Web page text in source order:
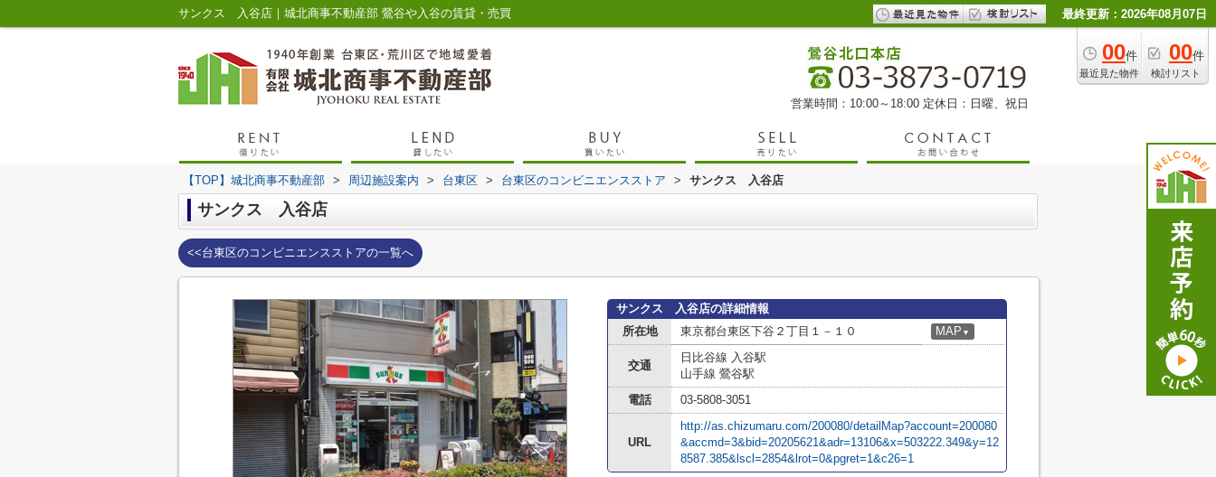
サンクス 入谷店｜城北商事不動産部 鶯谷や入谷の賃貸・売買 最終更新：2026年08月07日
00件
最近見た物件
00件
検討リスト
営業時間：10:00～18:00 定休日：日曜、祝日
【TOP】城北商事不動産部 > 周辺施設案内 > 台東区 > 台東区のコンビニエンスストア > サンクス 入谷店
サンクス 入谷店
<<台東区のコンビニエンスストアの一覧へ
サンクス 入谷店の詳細情報
所在地
東京都台東区下谷２丁目１－１０ MAP ▼
交通
日比谷線 入谷駅
山手線 鶯谷駅
電話
03-5808-3051
URL
http://as.chizumaru.com/200080/detailMap?account=200080
&accmd=3&bid=20205621&adr=13106&x=503222.349&y=12
8587.385&lscl=2854&lrot=0&pgret=1&c26=1